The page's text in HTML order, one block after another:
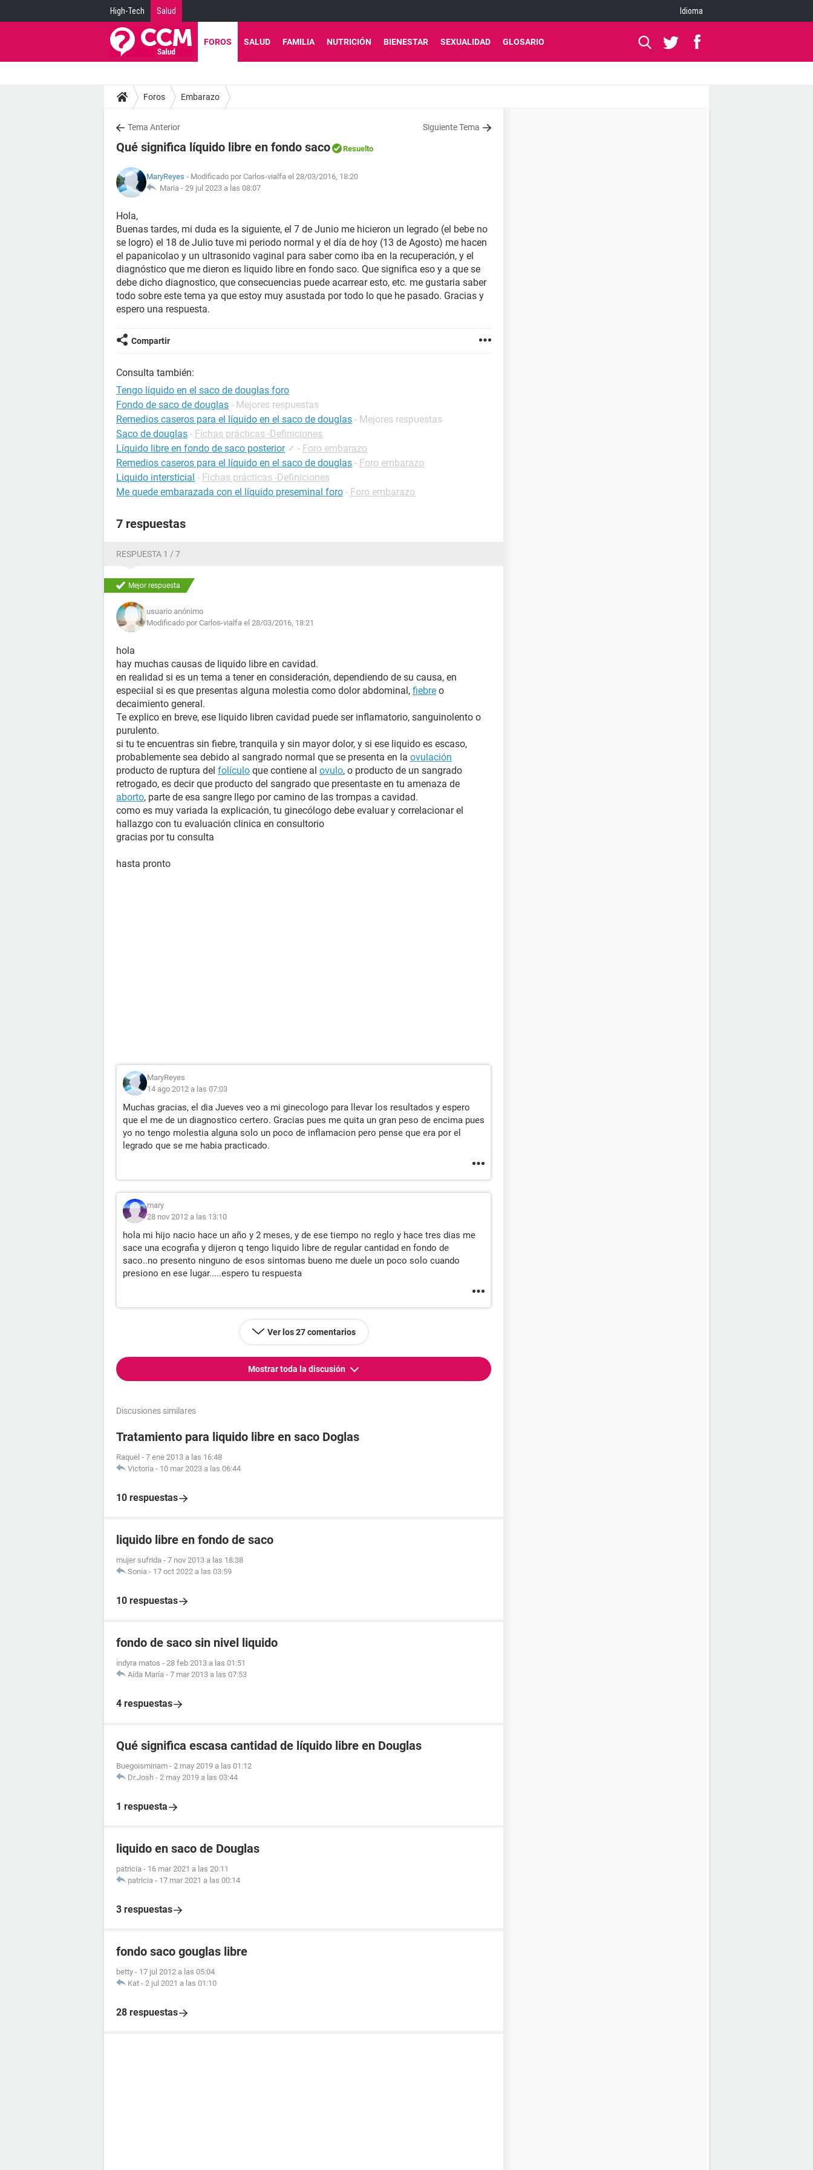
High-Tech Salud Idioma
FOROS SALUD FAMILIA NUTRICIÓN BIENESTAR SEXUALIDAD GLOSARIO
Foros Embarazo
Tema Anterior Siguiente Tema
Qué significa líquido libre en fondo saco Resuelto
MaryReyes - Modificado por Carlos-vialfa el 28/03/2016, 18:20
Maria - 29 jul 2023 a las 08:07
Hola,
Buenas tardes, mi duda es la siguiente, el 7 de Junio me hicieron un legrado (el bebe no
se logro) el 18 de Julio tuve mi periodo normal y el día de hoy (13 de Agosto) me hacen
el papanicolao y un ultrasonido vaginal para saber como iba en la recuperación, y el
diagnóstico que me dieron es liquido libre en fondo saco. Que significa eso y a que se
debe dicho diagnostico, que consecuencias puede acarrear esto, etc. me gustaria saber
todo sobre este tema ya que estoy muy asustada por todo lo que he pasado. Gracias y
espero una respuesta.
Compartir
Consulta también:
Tengo líquido en el saco de douglas foro
Fondo de saco de douglas - Mejores respuestas
Remedios caseros para el líquido en el saco de douglas - Mejores respuestas
Saco de douglas - Fichas prácticas -Definiciones
Líquido libre en fondo de saco posterior ✓ - Foro embarazo
Remedios caseros para el líquido en el saco de douglas - Foro embarazo
Liquido intersticial - Fichas prácticas -Definiciones
Me quede embarazada con el líquido preseminal foro - Foro embarazo
7 respuestas
RESPUESTA 1 / 7
Mejor respuesta
usuario anónimo
Modificado por Carlos-vialfa el 28/03/2016, 18:21
hola
hay muchas causas de liquido libre en cavidad.
en realidad si es un tema a tener en consideración, dependiendo de su causa, en
especiial si es que presentas alguna molestia como dolor abdominal, fiebre o
decaimiento general.
Te explico en breve, ese liquido libren cavidad puede ser inflamatorio, sanguinolento o
purulento.
si tu te encuentras sin fiebre, tranquila y sin mayor dolor, y si ese liquido es escaso,
probablemente sea debido al sangrado normal que se presenta en la ovulación
producto de ruptura del folículo que contiene al ovulo, o producto de un sangrado
retrogado, es decir que producto del sangrado que presentaste en tu amenaza de
aborto, parte de esa sangre llego por camino de las trompas a cavidad.
como es muy variada la explicación, tu ginecólogo debe evaluar y correlacionar el
hallazgo con tu evaluación clinica en consultorio
gracias por tu consulta
hasta pronto
MaryReyes
14 ago 2012 a las 07:03
Muchas gracias, el dia Jueves veo a mi ginecologo para llevar los resultados y espero
que el me de un diagnostico certero. Gracias pues me quita un gran peso de encima pues
yo no tengo molestia alguna solo un poco de inflamacion pero pense que era por el
legrado que se me habia practicado.
mary
28 nov 2012 a las 13:10
hola mi hijo nacio hace un año y 2 meses, y de ese tiempo no reglo y hace tres dias me
sace una ecografia y dijeron q tengo liquido libre de regular cantidad en fondo de
saco..no presento ninguno de esos sintomas bueno me duele un poco solo cuando
presiono en ese lugar.....espero tu respuesta
Ver los 27 comentarios
Mostrar toda la discusión
Discusiones similares
Tratamiento para liquido libre en saco Doglas
Raquel - 7 ene 2013 a las 16:48
Victoria - 10 mar 2023 a las 06:44
10 respuestas
liquido libre en fondo de saco
mujer sufrida - 7 nov 2013 a las 18:38
Sonia - 17 oct 2022 a las 03:59
10 respuestas
fondo de saco sin nivel liquido
indyra matos - 28 feb 2013 a las 01:51
Aída María - 7 mar 2013 a las 07:53
4 respuestas
Qué significa escasa cantidad de líquido libre en Douglas
Buegoismiriam - 2 may 2019 a las 01:12
Dr.Josh - 2 may 2019 a las 03:44
1 respuesta
liquido en saco de Douglas
patricia - 16 mar 2021 a las 20:11
patricia - 17 mar 2021 a las 00:14
3 respuestas
fondo saco gouglas libre
betty - 17 jul 2012 a las 05:04
Kat - 2 jul 2021 a las 01:10
28 respuestas